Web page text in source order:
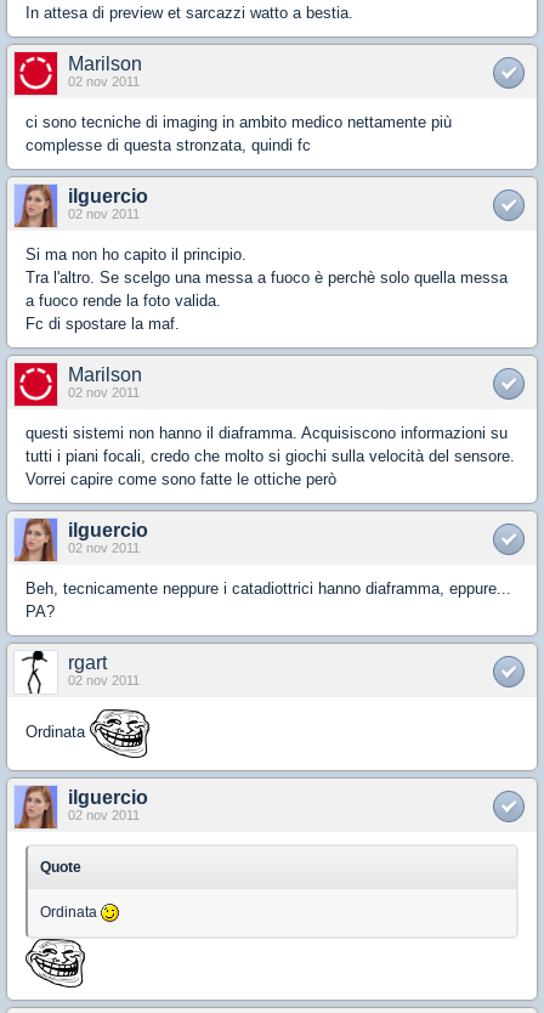
In attesa di preview et sarcazzi watto a bestia.
Marilson
02 nov 2011
ci sono tecniche di imaging in ambito medico nettamente più
complesse di questa stronzata, quindi fc
ilguercio
02 nov 2011
Si ma non ho capito il principio.
Tra l'altro. Se scelgo una messa a fuoco è perchè solo quella messa
a fuoco rende la foto valida.
Fc di spostare la maf.
Marilson
02 nov 2011
questi sistemi non hanno il diaframma. Acquisiscono informazioni su
tutti i piani focali, credo che molto si giochi sulla velocità del sensore.
Vorrei capire come sono fatte le ottiche però
ilguercio
02 nov 2011
Beh, tecnicamente neppure i catadiottrici hanno diaframma, eppure...
PA?
rgart
02 nov 2011
Ordinata
ilguercio
02 nov 2011
Quote
Ordinata